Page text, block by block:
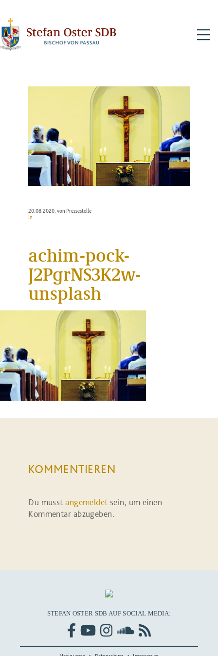
20.08.2020, von Pressestelle
In
achim-pock-
J2PgrNS3K2w-
unsplash
KOMMENTIEREN
Du musstangemeldet sein, um einen
Kommentar abzugeben.
STEFAN OSTER SDB AUF SOCIAL MEDIA: